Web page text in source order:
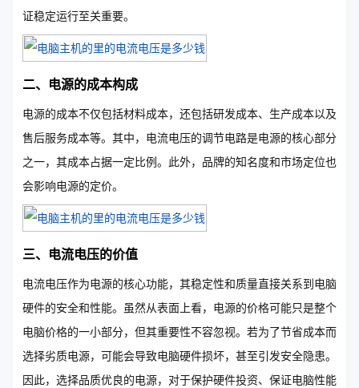
证稳定运行至关重要。
二、电源的成本构成
电源的成本不仅包括材料成本，还包括研发成本、生产成本以及
售后服务成本等。其中，电流电压的调节电路是电源的核心部分
之一，其成本占据一定比例。此外，品牌的知名度和市场定位也
会影响电源的定价。
三、电流电压的价值
电流电压作为电源的核心功能，其稳定性和质量直接关系到电脑
硬件的安全和性能。虽然从表面上看，电源的价格可能只是整个
电脑价格的一小部分，但其重要性不容忽视。若为了节省成本而
选择劣质电源，可能会导致电脑硬件损坏，甚至引发安全隐患。
因此，选择品质优良的电源，对于保护硬件投资、保证电脑性能